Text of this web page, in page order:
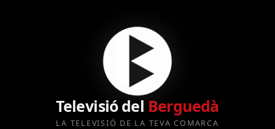
Televisió del Berguedà
LA TELEVISIÓ DE LA TEVA COMARCA